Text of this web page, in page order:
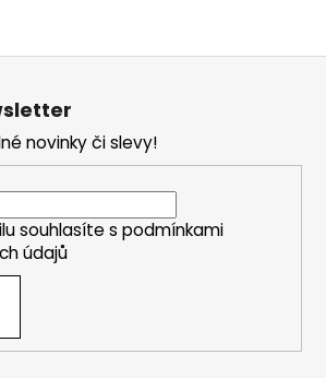
novinky či slevy!
souhlasíte s podmínkami
údajů